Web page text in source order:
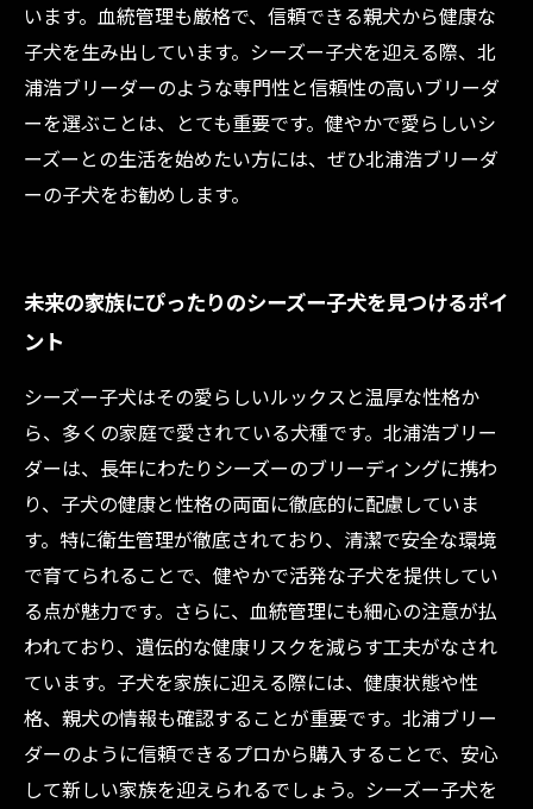
います。血統管理も厳格で、信頼できる親犬から健康な
子犬を生み出しています。シーズー子犬を迎える際、北
浦浩ブリーダーのような専門性と信頼性の高いブリーダ
ーを選ぶことは、とても重要です。健やかで愛らしいシ
ーズーとの生活を始めたい方には、ぜひ北浦浩ブリーダ
ーの子犬をお勧めします。
未来の家族にぴったりのシーズー子犬を見つけるポイ
ント
シーズー子犬はその愛らしいルックスと温厚な性格か
ら、多くの家庭で愛されている犬種です。北浦浩ブリー
ダーは、長年にわたりシーズーのブリーディングに携わ
り、子犬の健康と性格の両面に徹底的に配慮していま
す。特に衛生管理が徹底されており、清潔で安全な環境
で育てられることで、健やかで活発な子犬を提供してい
る点が魅力です。さらに、血統管理にも細心の注意が払
われており、遺伝的な健康リスクを減らす工夫がなされ
ています。子犬を家族に迎える際には、健康状態や性
格、親犬の情報も確認することが重要です。北浦ブリー
ダーのように信頼できるプロから購入することで、安心
して新しい家族を迎えられるでしょう。シーズー子犬を